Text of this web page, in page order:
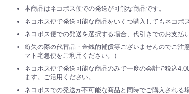
本商品はネコポス便での発送が可能な商品です。
ネコポス便で発送可能な商品をいくつ購入してもネコポ
ネコポス便での発送を選択する場合、代引きでのお支払
紛失の際の代替品・金銭的補償等ございませんのでご注
マト宅急便をご利用ください。）
ネコポス便で発送可能な商品のみで一度の会計で税込
ます。ご活用ください。
ネコポスでの発送が不可能な商品と同時でご購入される